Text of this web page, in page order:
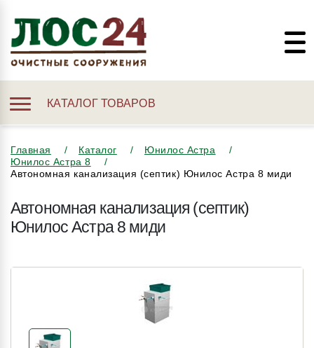
КАТАЛОГ ТОВАРОВ
Главная Каталог
Юнилос Астра
Юнилос Астра 8
Автономная канализация (септик) Юнилос Астра 8 миди
Автономная канализация (септик)
Юнилос Астра 8 миди